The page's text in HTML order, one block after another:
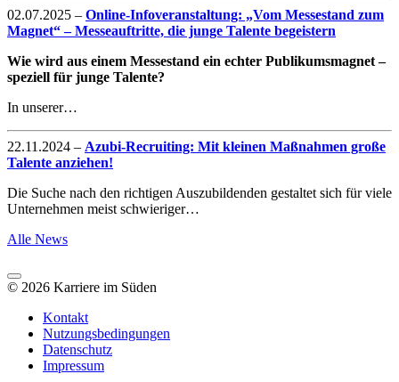
02.07.2025 – Online-Infoveranstaltung: „Vom Messestand zum
Magnet“ – Messeauftritte, die junge Talente begeistern
Wie wird aus einem Messestand ein echter Publikumsmagnet –
speziell für junge Talente?
In unserer…
22.11.2024 – Azubi-Recruiting: Mit kleinen Maßnahmen große
Talente anziehen!
Die Suche nach den richtigen Auszubildenden gestaltet sich für viele
Unternehmen meist schwieriger…
Alle News
© 2026 Karriere im Süden
Kontakt
Nutzungsbedingungen
Datenschutz
Impressum